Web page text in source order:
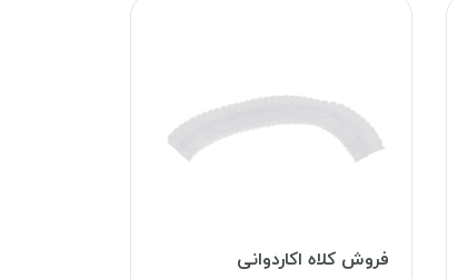
فروش کلاه اکاردوانی